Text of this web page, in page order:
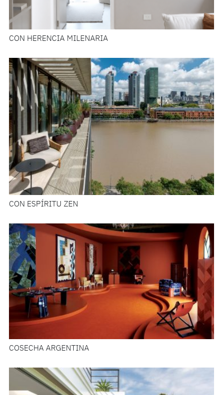
CON HERENCIA MILENARIA
CON ESPÍRITU ZEN
COSECHA ARGENTINA